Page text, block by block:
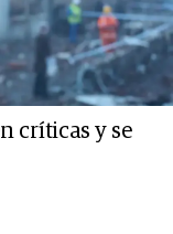
críticas y se